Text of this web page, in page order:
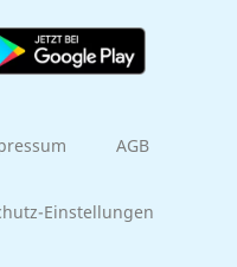
AGB
Einstellungen